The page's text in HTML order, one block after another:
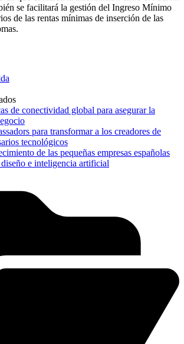
se facilitará la gestión del Ingreso Mínimo
de las rentas mínimas de inserción de las
de conectividad global para asegurar la
para transformar a los creadores de
tecnológicos
de las pequeñas empresas españolas
e inteligencia artificial